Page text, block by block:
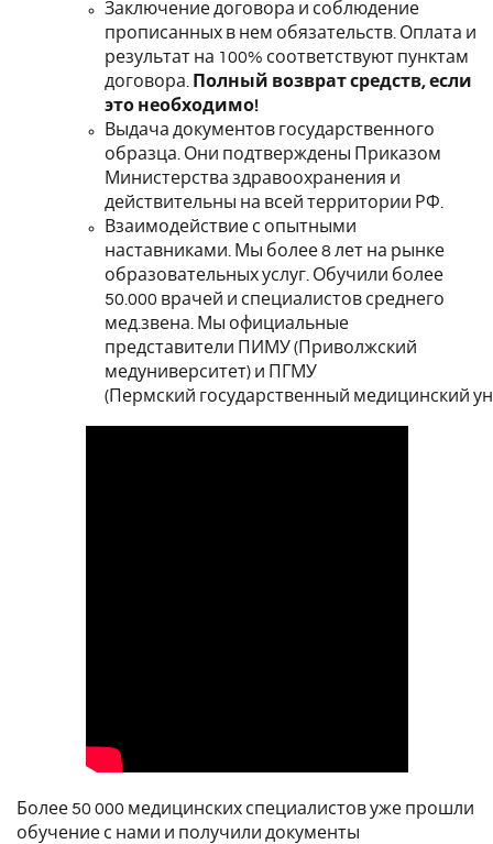
Заключение договора и соблюдение
прописанных в нем обязательств. Оплата и
результат на 100% соответствуют пунктам
договора. Полный возврат средств, если
это необходимо!
Выдача документов государственного
образца. Они подтверждены Приказом
Министерства здравоохранения и
действительны на всей территории РФ.
Взаимодействие с опытными
наставниками. Мы более 8 лет на рынке
образовательных услуг. Обучили более
50.000 врачей и специалистов среднего
мед.звена. Мы официальные
представители ПИМУ (Приволжский
медуниверситет) и ПГМУ
(Пермский государственный медицинский
Более 50 000 медицинских специалистов уже прошли
обучение с нами и получили документы